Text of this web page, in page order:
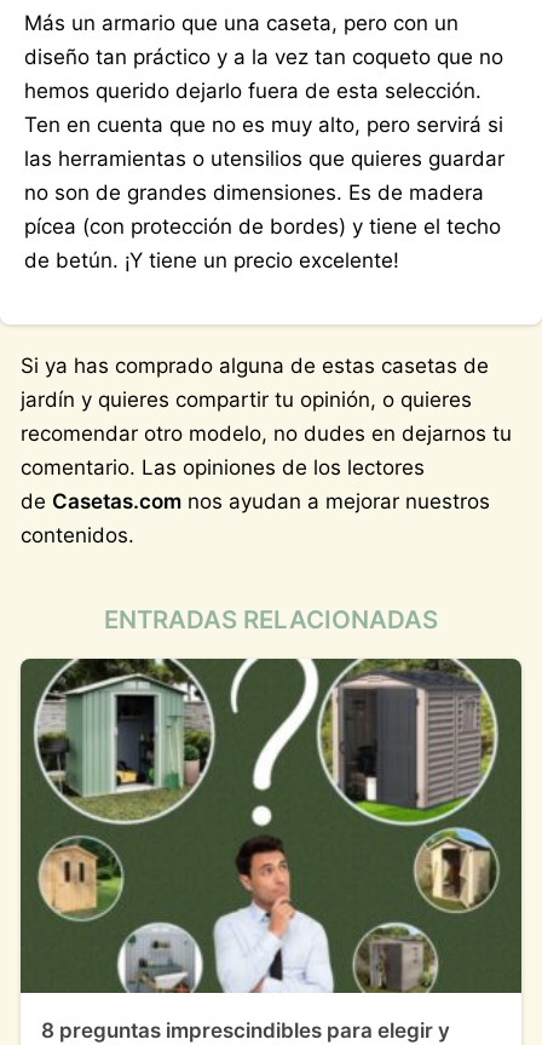
Más un armario que una caseta, pero con un
diseño tan práctico y a la vez tan coqueto que no
hemos querido dejarlo fuera de esta selección.
Ten en cuenta que no es muy alto, pero servirá si
las herramientas o utensilios que quieres guardar
no son de grandes dimensiones. Es de madera
pícea (con protección de bordes) y tiene el techo
de betún. ¡Y tiene un precio excelente!
Si ya has comprado alguna de estas casetas de
jardín y quieres compartir tu opinión, o quieres
recomendar otro modelo, no dudes en dejarnos tu
comentario. Las opiniones de los lectores
de Casetas.com nos ayudan a mejorar nuestros
contenidos.
ENTRADAS RELACIONADAS
8 preguntas imprescindibles para elegir y